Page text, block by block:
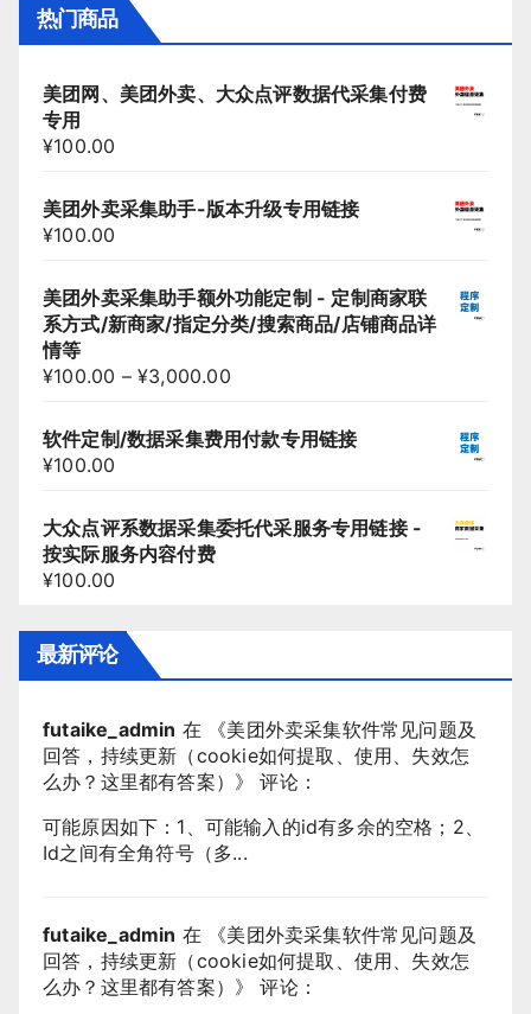
热门商品
美团网、美团外卖、大众点评数据代采集付费
专用
¥100.00
美团外卖采集助手-版本升级专用链接
¥100.00
美团外卖采集助手额外功能定制 - 定制商家联
系方式/新商家/指定分类/搜索商品/店铺商品详
情等
¥100.00 –¥3,000.00
软件定制/数据采集费用付款专用链接
¥100.00
大众点评系数据采集委托代采服务专用链接 -
按实际服务内容付费
¥100.00
最新评论
futaike_admin 在 《美团外卖采集软件常见问题及
回答，持续更新（cookie如何提取、使用、失效怎
么办？这里都有答案） 》 评论：
可能原因如下：1、可能输入的id有多余的空格；2、
Id之间有全角符号（多...
futaike_admin 在 《美团外卖采集软件常见问题及
回答，持续更新（cookie如何提取、使用、失效怎
么办？这里都有答案） 》 评论：